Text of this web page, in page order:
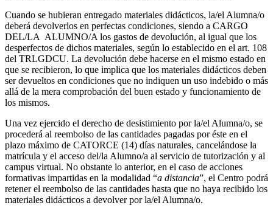
Cuando se hubieran entregado materiales didácticos, la/el Alumna/o
deberá devolverlos en perfectas condiciones, siendo a CARGO
DEL/LA ALUMNO/A los gastos de devolución, al igual que los
desperfectos de dichos materiales, según lo establecido en el art. 108
del TRLGDCU. La devolución debe hacerse en el mismo estado en
que se recibieron, lo que implica que los materiales didácticos deben
ser devueltos en condiciones que no indiquen un uso indebido o más
allá de la mera comprobación del buen estado y funcionamiento de
los mismos.
Una vez ejercido el derecho de desistimiento por la/el Alumna/o, se
procederá al reembolso de las cantidades pagadas por éste en el
plazo máximo de CATORCE (14) días naturales, cancelándose la
matrícula y el acceso del/la Alumno/a al servicio de tutorización y al
campus virtual. No obstante lo anterior, en el caso de acciones
formativas impartidas en la modalidad “a distancia”, el Centro podrá
retener el reembolso de las cantidades hasta que no haya recibido los
materiales didácticos a devolver por la/el Alumna/o.